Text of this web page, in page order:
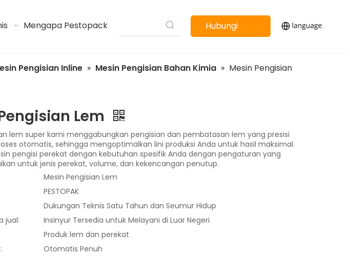
Mengapa Pestopack
Hubungi
Pengisian Inline » Mesin Pengisian Bahan Kimia » Mesin Pengisian
Lem
lem super kami menggabungkan pengisian dan pembatasan lem yang presisi
otomatis, sehingga mengoptimalkan lini produksi Anda untuk hasil maksimal.
pengisi perekat dengan kebutuhan spesifik Anda dengan pengaturan yang
untuk jenis perekat, volume, dan kekencangan penutup.
Mesin Pengisian Lem
PESTOPAK
Dukungan Teknis Satu Tahun dan Seumur Hidup
jual:
Insinyur Tersedia untuk Melayani di Luar Negeri
Produk lem dan perekat
Otomatis Penuh